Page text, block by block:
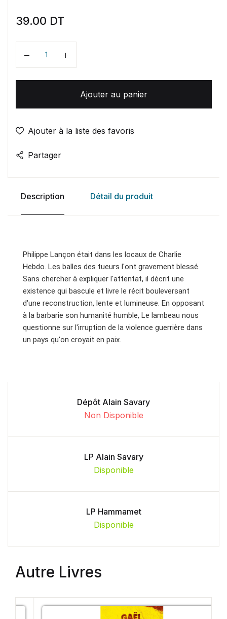
39.00 DT
Quantité
Ajouter au panier
Ajouter à la liste des favoris
Partager
Description Détail du produit
Philippe Lançon était dans les locaux de Charlie
Hebdo. Les balles des tueurs l'ont gravement blessé.
Sans chercher à expliquer l'attentat, il décrit une
existence qui bascule et livre le récit bouleversant
d'une reconstruction, lente et lumineuse. En opposant
à la barbarie son humanité humble, Le lambeau nous
questionne sur l'irruption de la violence guerrière dans
un pays qu'on croyait en paix.
Dépôt Alain Savary
Non Disponible
LP Alain Savary
Disponible
LP Hammamet
Disponible
Autre Livres